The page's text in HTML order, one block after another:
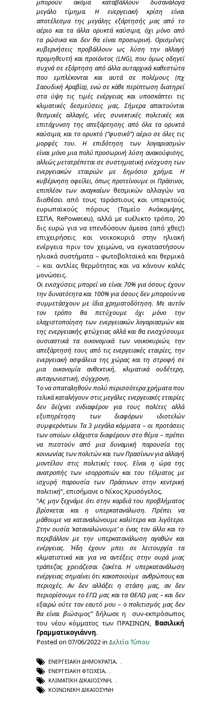
μπορούν ακόμα καταβάλλουν δυσανάλογα
μεγάλο
τίμημα. Η ενεργειακή κρίση είναι
αποτέλεσμα της μεγάλης εξάρτησής μας από το
αέριο και τα άλλα ορυκτά καύσιμα, όχι μόνο από
τα ρώσικα και δεν θα είναι προσωρινή. Ορισμένες
κυβερνήσεις προβάλλουν ως λύση την αλλαγή
προμηθευτή και προϊόντος (LNG), που όμως οδηγεί
συχνά σε εξάρτηση από άλλα αυταρχικά καθεστώτα
που εμπλέκονται και αυτά σε πολέμους (πχ
Σαουδική Αραβία), ενώ σε κάθε περίπτωση διατηρεί
στα ύψη τις τιμές ενέργειας και υποσκάπτει τις
κλιματικές δεσμεύσεις μας. Σήμερα απαιτούνται
θεσμικές αλλαγές, νέες συνεκτικές πολιτικές και
επιτάχυνση της απεξάρτησης από όλα τα ορυκτά
καύσιμα, και το ορυκτό (“φυσικό”) αέριο σε όλες τις
μορφές του. Η επιδότηση των λογαριασμών
είναι μόνο μια πολύ προσωρινή λύση ανακούφισης,
αλλιώς μετατρέπεται σε συστηματική ενίσχυση των
ενεργειακών εταιριών με δημόσιο χρήμα. Η
κυβέρνηση οφείλει, όπως προτείνουμε οι Πράσινοι,
επιπλέον των αναγκαίωνθεσμικών αλλαγών να
διαθέσει από τους τεράστιους και υπαρκτούς
ευρωπαϊκούς πόρους (Ταμείο Ανάκαμψης,
ΕΣΠΑ, RePower.eu), αλλά με ευέλικτο τρόπο, 20
δις ευρώ για να επενδύσουν άμεσα (από χθες!)
επιχειρήσεις και νοικοκυριά στην ηλιακή
ενέργεια πριν τον χειμώνα, να εγκαταστήσουν
ηλιακά συστήματα – φωτοβολταϊκά και θερμικά
– και αντλίες θερμότητας και να κάνουν καλές
μονώσεις.
Οι ενισχύσεις μπορεί να είναι 70% για όσους έχουν
την δυνατότητα και 100% για όσους δεν μπορούν να
συμμετάσχουν με ίδια χρηματοδότηση. Με αυτόν
τον τρόπο θα πετύχουμε όχι μόνο την
ελαχιστοποίηση των ενεργειακών λογαριασμών και
της ενεργειακής φτώχειας αλλά και θα ενισχύσουμε
ουσιαστικά τα οικονομικά των νοικοκυριών, την
απεξάρτησή τους από τις ενεργειακές εταιρίες, την
ενεργειακή ασφάλεια της χώρας και τη στροφή σε
μια οικονομία ανθεκτική, κλιματικά ουδέτερη,
ανταγωνιστική, σύγχρονη.
Το να σπαταληθούν πολύ περισσότερα χρήματα που
τελικά καταλήγουν στις μεγάλες ενεργειακές εταιρίες
δεν δείχνει ενδιαφέρον για τους πολίτες αλλά
εξυπηρέτηση των διαφόρων ιδιοτελών
συμφερόντων. Τα 3 μεγάλα κόμματα – οι προτάσεις
των οποίων ελάχιστα διαφέρουν στο θέμα – πρέπει
να πιεστούν από μια δυναμική παρουσία της
κοινωνίας των πολιτών και των Πρασίνων για αλλαγή
μοντέλου στις πολιτικές τους. Είναι η ώρα της
ανατροπής των ισορροπιών και του τέλματος με
ισχυρή παρουσία των Πράσινων στην κεντρική
πολιτική“, επισήμανε ο Νίκος Χρυσόγελος.
“Ας μην ξεχνάμε ότι στην καρδιά του προβλήματος
βρίσκεται και η υπερκατανάλωση. Πρέπει να
μάθουμε να καταναλώνουμε καλύτερα και λιγότερο.
Στην ουσία ‘καταναλώνουμε’ ο ένας τον άλλο και το
περιβάλλον με την υπερκατανάλωση αγαθών και
ενέργειας. Ήδη έχουν μπει σε λειτουργία τα
κλιματιστικά και για να αντέξεις στην ουρά μιας
τράπεζας χρειάζεσαι ζακέτα. Η υπερκατανάλωση
ενέργειας σημαίνει ότι κακοποιούμε ανθρώπους και
περιοχές. Αν δεν αλλάξει η στάση μας, αν δεν
περιορίσουμε το ΕΓΩ μας και τα ΘΕΛΩ μας – και δεν
εξαιρώ ούτε τον εαυτό μου – ο πολιτισμός μας δεν
θα είναι βιώσιμος” δήλωσε η συν-εκπρόσωπος
του νέου κόμματος των ΠΡΑΣΙΝΩΝ, Βασιλική
Γραμματικογιάννη.
Posted on 07/06/2022 in Δελτία Τύπου
ΕΝΕΡΓΕΙΑΚΉ ΔΗΜΟΚΡΑΤΊΑ,
ΕΝΕΡΓΕΙΑΚΉ ΦΤΏΧΕΙΑ,
ΚΛΙΜΑΤΙΚΉ ΔΙΚΑΙΟΣΎΝΗ,
ΚΟΙΝΩΝΙΚΉ ΔΙΚΑΙΟΣΎΝΗ